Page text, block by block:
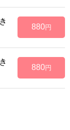
880円
880円